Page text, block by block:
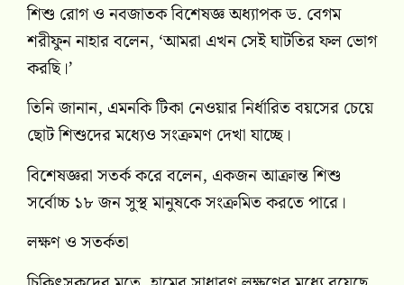
শিশু রোগ ও নবজাতক বিশেষজ্ঞ অধ্যাপক ড. বেগম
শরীফুন নাহার বলেন, ‘আমরা এখন সেই ঘাটতির ফল ভোগ
করছি।’
তিনি জানান, এমনকি টিকা নেওয়ার নির্ধারিত বয়সের চেয়ে
ছোট শিশুদের মধ্যেও সংক্রমণ দেখা যাচ্ছে।
বিশেষজ্ঞরা সতর্ক করে বলেন, একজন আক্রান্ত শিশু
সর্বোচ্চ ১৮ জন সুস্থ মানুষকে সংক্রমিত করতে পারে।
লক্ষণ ও সতর্কতা